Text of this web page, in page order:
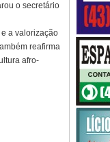
o secretário
a valorização
reafirma
afro-